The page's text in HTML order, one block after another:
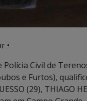
•
Polícia Civil de
e Furtos),
(29), THIAGO